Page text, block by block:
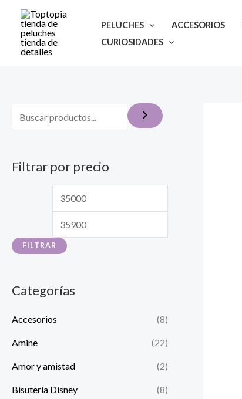
contenido
PELUCHES ACCESORIOS
CURIOSIDADES
Filtrar por precio
r
c
o
i
m
FILTRAR
Categorías
Accesorios (8)
Amine (22)
Amor y amistad (2)
Bisutería Disney (8)